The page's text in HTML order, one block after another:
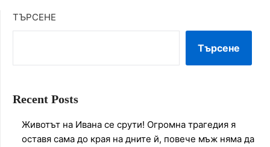
ТЪРСЕНЕ
Търсене
Recent Posts
Животът на Ивана се срути! Огромна трагедия я
оставя сама до края на дните й, повече мъж няма да